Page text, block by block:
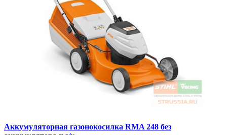
Аккумуляторная газонокосилка RMA 248 без